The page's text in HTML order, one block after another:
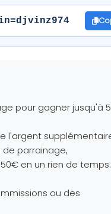
pour gagner jusqu'à
l'argent
de parrainage,
en un rien de temps.
ou des